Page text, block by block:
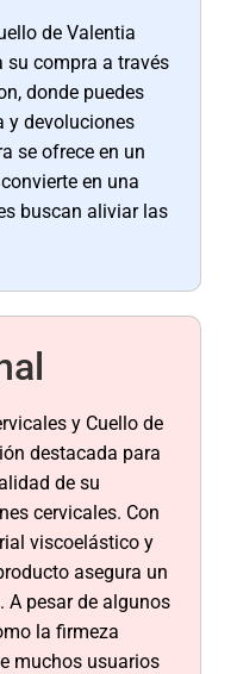
de Valentia
su compra a través
donde puedes
y devoluciones
se ofrece en un
en una
buscan aliviar las
y Cuello de
destacada para
de su
cervicales. Con
viscoelástico y
asegura un
A pesar de algunos
la firmeza
muchos usuarios